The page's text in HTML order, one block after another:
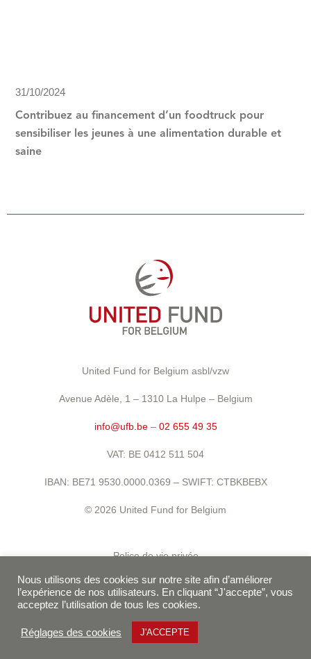
Contribuez au financement d’un foodtruck pour
sensibiliser les jeunes à une alimentation durable et
saine
31/10/2024
United Fund for Belgium asbl/vzw
Avenue Adèle, 1 – 1310 La Hulpe – Belgium
info@ufb.be– 02 655 49 35
VAT: BE 0412 511 504
IBAN: BE71 9530.0000.0369 – SWIFT: CTBKBEBX
© 2026 United Fund for Belgium
Police de vie privée
Conditions d’utilisation
Politique de cookies
Conditions générales de vente
Nous utilisons des cookies sur notre site afin d’améliorer
l’expérience de nos utilisateurs. En cliquant “J'accepte”, vous
acceptez l’utilisation de tous les cookies.
Réglages des cookies J'ACCEPTE